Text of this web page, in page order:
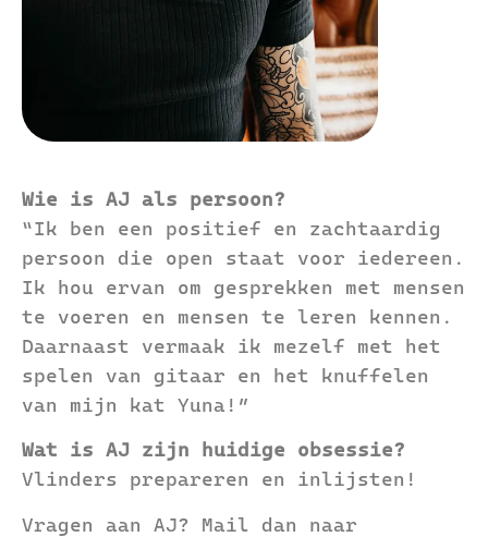
Wie is AJ als persoon?
“Ik ben een positief en zachtaardig
persoon die open staat voor iedereen.
Ik hou ervan om gesprekken met mensen
te voeren en mensen te leren kennen.
Daarnaast vermaak ik mezelf met het
spelen van gitaar en het knuffelen
van mijn kat Yuna!”
Wat is AJ zijn huidige obsessie?
Vlinders prepareren en inlijsten!
Vragen aan AJ? Mail dan naar